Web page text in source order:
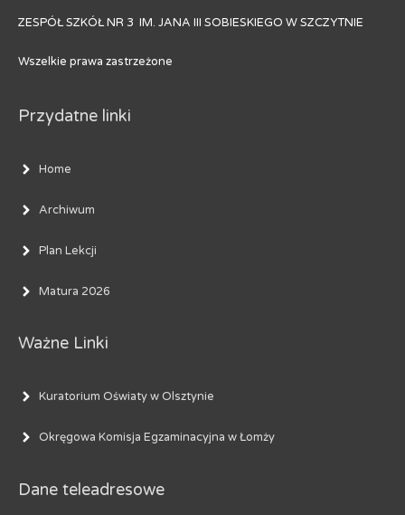
ZESPÓŁ SZKÓŁ NR 3 IM. JANA III SOBIESKIEGO W SZCZYTNIE
Wszelkie prawa zastrzeżone
Przydatne linki
Home
Archiwum
Plan Lekcji
Matura 2026
Ważne Linki
Kuratorium Oświaty w Olsztynie
Okręgowa Komisja Egzaminacyjna w Łomży
Dane teleadresowe